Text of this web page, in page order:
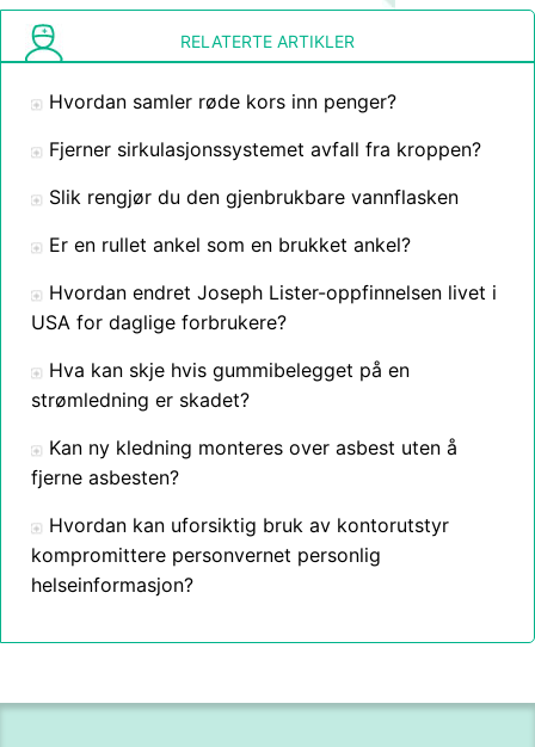
RELATERTE ARTIKLER
Hvordan samler røde kors inn penger?
Fjerner sirkulasjonssystemet avfall fra kroppen?
Slik rengjør du den gjenbrukbare vannflasken
Er en rullet ankel som en brukket ankel?
Hvordan endret Joseph Lister-oppfinnelsen livet i
USA for daglige forbrukere?
Hva kan skje hvis gummibelegget på en
strømledning er skadet?
Kan ny kledning monteres over asbest uten å
fjerne asbesten?
Hvordan kan uforsiktig bruk av kontorutstyr
kompromittere personvernet personlig
helseinformasjon?